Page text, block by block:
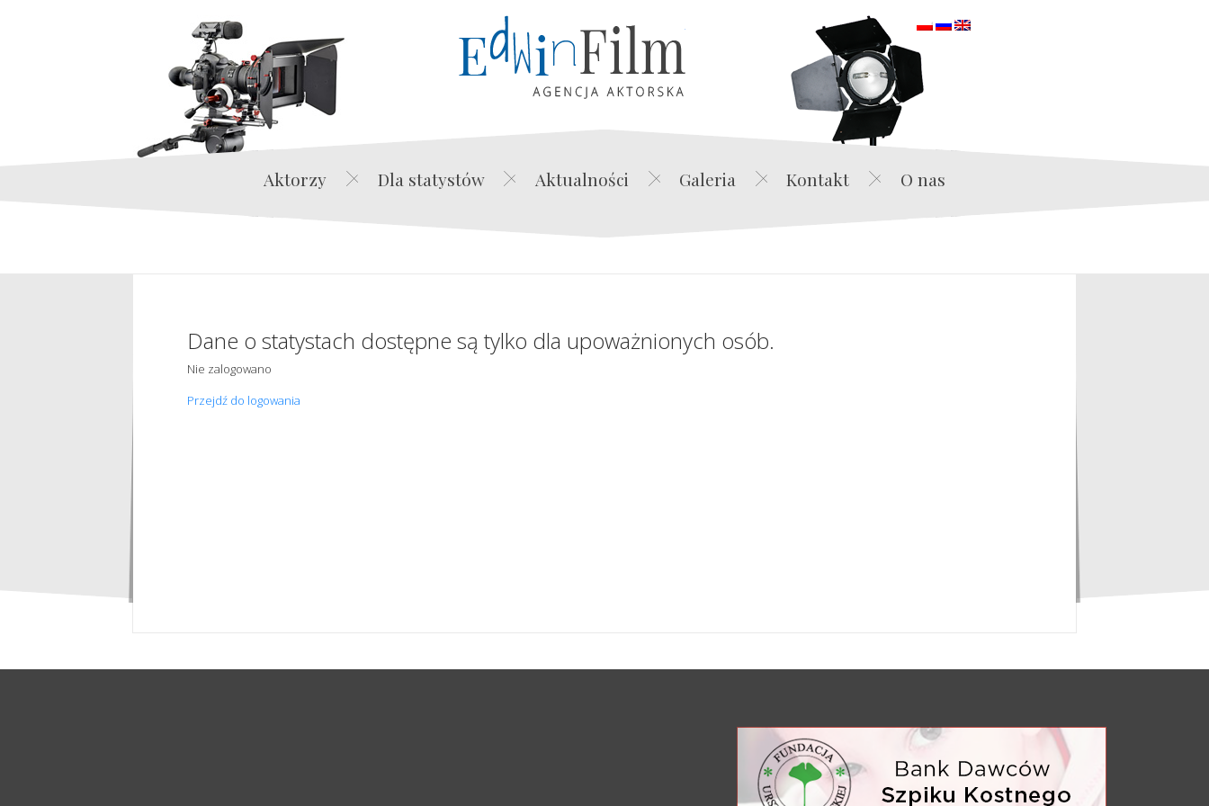
Edwin Film Agencja Aktorska
Aktorzy Dla statystów Aktualności Galeria Kontakt O nas
Dane o statystach dostępne są tylko dla upoważnionych osób.
Nie zalogowano
Przejdź do logowania